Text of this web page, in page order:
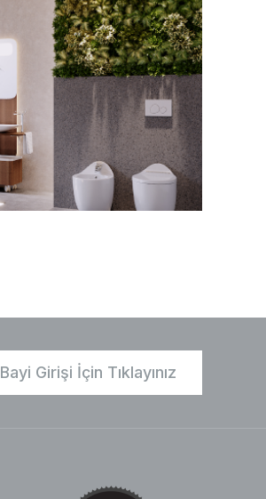
Bayi Girişi İçin Tıklayınız